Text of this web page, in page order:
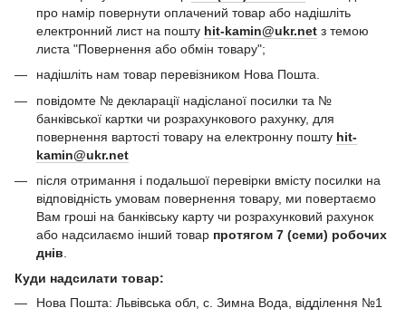
про намір повернути оплачений товар або надішліть
електронний лист на пошту hit-kamin@ukr.net з темою
листа "Повернення або обмін товару";
надішліть нам товар перевізником Нова Пошта.
повідомте № декларації надісланої посилки та №
банківської картки чи розрахункового рахунку, для
повернення вартості товару на електронну пошту hit-
kamin@ukr.net
після отримання і подальшої перевірки вмісту посилки на
відповідність умовам повернення товару, ми повертаємо
Вам гроші на банківську карту чи розрахунковий рахунок
або надсилаємо інший товар протягом 7 (семи) робочих
днів
Куди надсилати товар:
Нова Пошта: Львівська обл, с. Зимна Вода, відділення №1